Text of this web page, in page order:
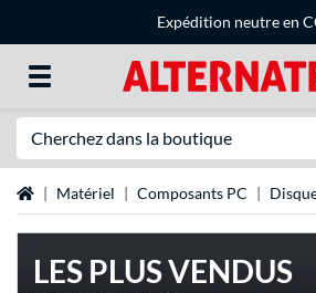
Expédition neutre en
Page d'accueil
Matériel Composants PC
LES PLUS VENDUS